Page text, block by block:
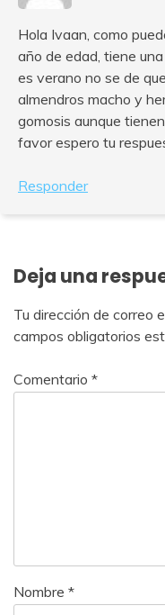
Hola Ivaan, como
año de edad, tiene
es verano no se de
almendros macho y
gomosis aunque
favor espero tu
Responder
Deja una
Tu dirección de correo
campos obligatorios
Comentario *
Nombre *